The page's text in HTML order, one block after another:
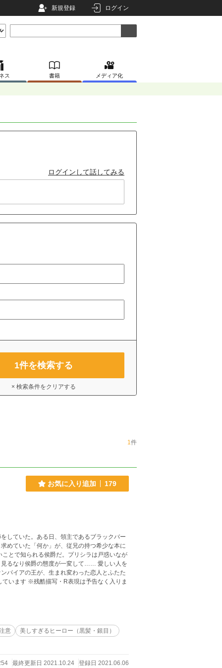
新規登録 ログイン
ス 書籍 メディア化
ログインして話してみる
1件を検索する
× 検索条件をクリアする
1件
お気に入り追加 179
していた。ある日、領主であるブラックバー
めていた「何か」が、従兄の持つ希少な本に
侯爵の態度が一変して…… 愛しい人を
パイアの王が、生まれ変わった恋人とふたた
意 美しすぎるヒーロー（黒髪・銀目）
最終更新日 2021.10.24 登録日 2021.06.06